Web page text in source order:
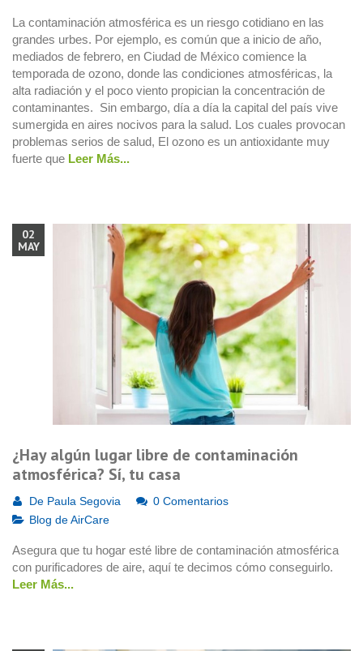
La contaminación atmosférica es un riesgo cotidiano en las
grandes urbes. Por ejemplo, es común que a inicio de año,
mediados de febrero, en Ciudad de México comience la
temporada de ozono, donde las condiciones atmosféricas, la
alta radiación y el poco viento propician la concentración de
contaminantes. Sin embargo, día a día la capital del país vive
sumergida en aires nocivos para la salud. Los cuales provocan
problemas serios de salud, El ozono es un antioxidante muy
fuerte que Leer Más...
02
MAY
¿Hay algún lugar libre de contaminación
atmosférica? Sí, tu casa
De Paula Segovia
0 Comentarios
Blog de AirCare
Asegura que tu hogar esté libre de contaminación atmosférica
con purificadores de aire, aquí te decimos cómo conseguirlo.
Leer Más...